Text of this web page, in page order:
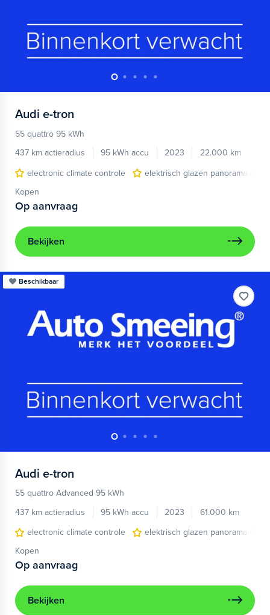
Audi e-tron
55 quattro 95 kWh
437 km actieradius
95 kWh accu 2023
22.000 km
electronic climate controle
elektrisch glazen panorama-dak
Kopen
Op aanvraag
Bekijken
Beschikbaar
Audi e-tron
55 quattro Advanced 95 kWh
437 km actieradius
95 kWh accu 2023
61.000 km
electronic climate controle
elektrisch glazen panorama-dak
Kopen
Op aanvraag
Bekijken